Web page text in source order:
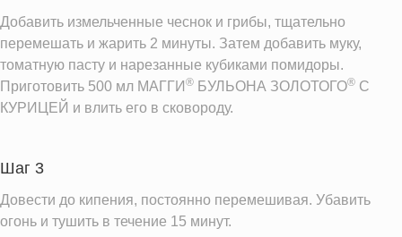
Добавить измельченные чеснок и грибы, тщательно
перемешать и жарить 2 минуты. Затем добавить муку,
томатную пасту и нарезанные кубиками помидоры.
Приготовить 500 мл МАГГИ ® БУЛЬОНА ЗОЛОТОГО® C
КУРИЦЕЙ и влить его в сковороду.
Шаг 3
Довести до кипения, постоянно перемешивая. Убавить
огонь и тушить в течение 15 минут.